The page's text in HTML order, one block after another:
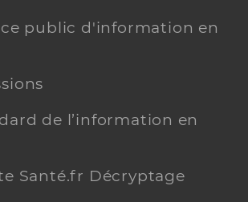
public d'information en
de l’information en
Santé.fr Décryptage